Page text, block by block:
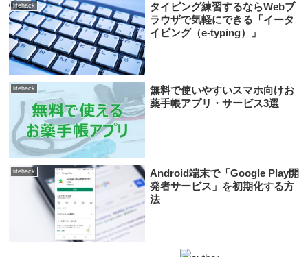
lifehack
タイピング練習するならWebブ
ラウザで気軽にできる「イータ
イピング（e-typing）」
lifehack
無料で使いやすいスマホ向けお
薬手帳アプリ・サービス3選
lifehack
Android端末で「Google Play開
発者サービス」を初期化する方
法